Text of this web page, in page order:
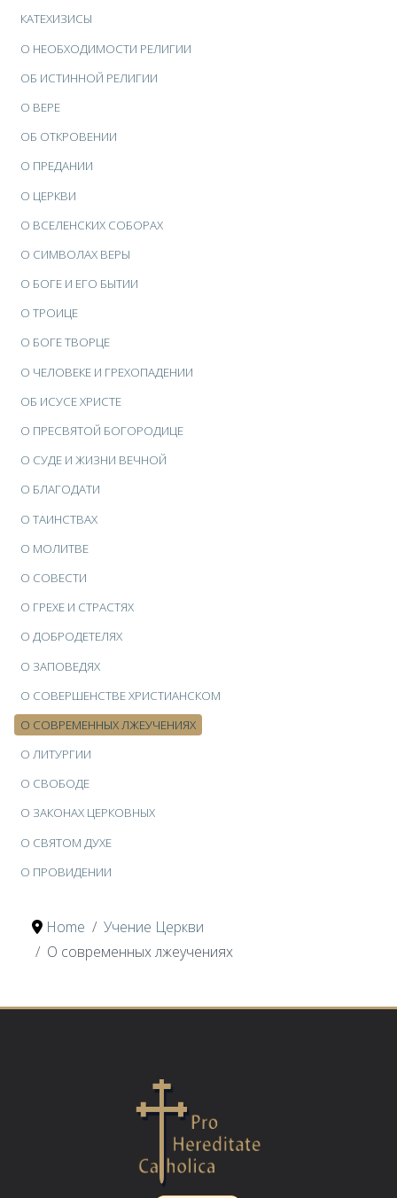
КАТЕХИЗИСЫ
О НЕОБХОДИМОСТИ РЕЛИГИИ
ОБ ИСТИННОЙ РЕЛИГИИ
О ВЕРЕ
ОБ ОТКРОВЕНИИ
О ПРЕДАНИИ
О ЦЕРКВИ
О ВСЕЛЕНСКИХ СОБОРАХ
О СИМВОЛАХ ВЕРЫ
О БОГЕ И ЕГО БЫТИИ
О ТРОИЦЕ
О БОГЕ ТВОРЦЕ
О ЧЕЛОВЕКЕ И ГРЕХОПАДЕНИИ
ОБ ИСУСЕ ХРИСТЕ
О ПРЕСВЯТОЙ БОГОРОДИЦЕ
О СУДЕ И ЖИЗНИ ВЕЧНОЙ
О БЛАГОДАТИ
О ТАИНСТВАХ
О МОЛИТВЕ
О СОВЕСТИ
О ГРЕХЕ И СТРАСТЯХ
О ДОБРОДЕТЕЛЯХ
О ЗАПОВЕДЯХ
О СОВЕРШЕНСТВЕ ХРИСТИАНСКОМ
О СОВРЕМЕННЫХ ЛЖЕУЧЕНИЯХ
О ЛИТУРГИИ
О СВОБОДЕ
О ЗАКОНАХ ЦЕРКОВНЫХ
О СВЯТОМ ДУХЕ
О ПРОВИДЕНИИ
Home
Учение Церкви
О современных лжеучениях